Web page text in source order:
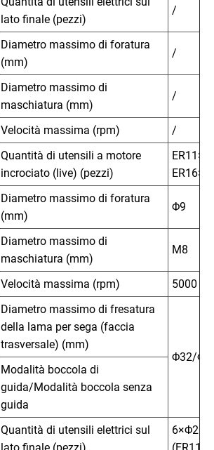
lato finale (pezzi)
/
Diametro massimo di foratura
(mm)
/
Diametro massimo di
maschiatura (mm)
/
Velocità massima (rpm)
/
Quantità di utensili a motore
incrociato (live) (pezzi)
ER16×2
Diametro massimo di foratura
(mm)
Φ9
Diametro massimo di
maschiatura (mm)
M8
Velocità massima (rpm)
5000
Diametro massimo di fresatura
della lama per sega (faccia
trasversale) (mm)
Φ32/
Modalità boccola di
guida/Modalità boccola senza
guida
Quantità di utensili elettrici sul